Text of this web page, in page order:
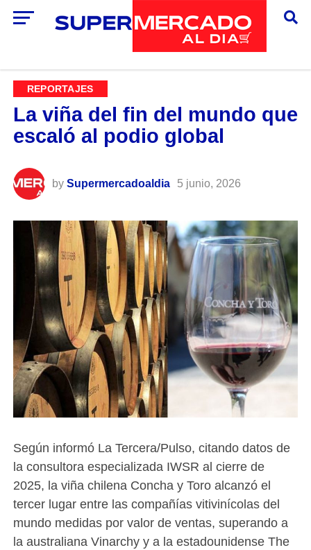
REPORTAJES
La viña del fin del mundo que
escaló al podio global
by Supermercadoaldia 5 junio, 2026
Según informó La Tercera/Pulso, citando datos de
la consultora especializada IWSR al cierre de
2025, la viña chilena Concha y Toro alcanzó el
tercer lugar entre las compañías vitivinícolas del
mundo medidas por valor de ventas, superando a
la australiana Vinarchy y a la estadounidense The